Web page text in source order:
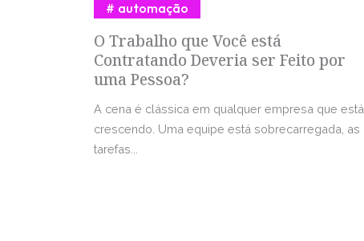
O Trabalho que Você está
Contratando Deveria ser Feito por
uma Pessoa?
automação
A cena é clássica em qualquer empresa que está
crescendo. Uma equipe está sobrecarregada, as
tarefas...